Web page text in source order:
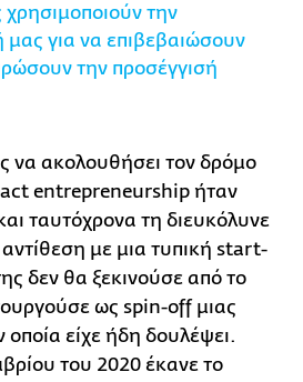
χρησιμοποιούν την
μας για να επιβεβαιώσουν
την προσέγγισή
να ακολουθήσει τον δρόμο
entrepreneurship ήταν
ταυτόχρονα τη διευκόλυνε
με μια τυπική start-
δεν θα ξεκινούσε από το
ως spin-off μιας
είχε ήδη δουλέψει.
του 2020 έκανε το